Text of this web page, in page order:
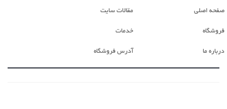
صفحه اصلی
فروشگاه
درباره ما
مقالات سایت
خدمات
آدرس فروشگاه